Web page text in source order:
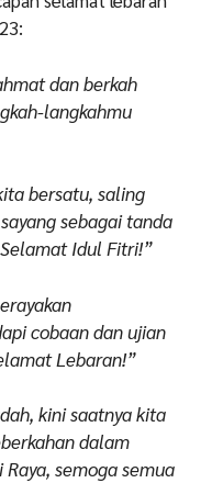
dan berkah
langkahmu
bersatu, saling
sebagai tanda
Idul Fitri!”
cobaan dan ujian
Lebaran!”
kini saatnya kita
dalam
semoga semua